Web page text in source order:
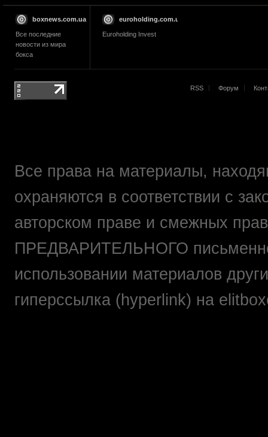
boxnews.com.ua
Все последние
новости из мира
бокса
euroholding.com.ua
Euroholding Invest
RSS Форум
Все права на материалы,
охраняются в соответствии с
авторском праве и смежных
ПРЕДВАРИТЕЛЬНОГО
использовании материалов
гиперссылка (hyperlink) на